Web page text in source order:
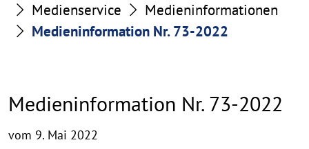
Medienservice
Medieninformationen
Medieninformation Nr. 73-2022
Medieninformation Nr. 73-2022
vom 9. Mai 2022